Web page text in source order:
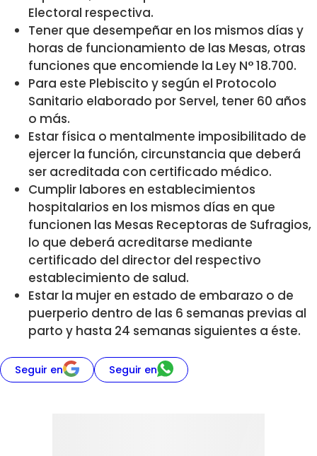
Electoral respectiva.
Tener que desempeñar en los mismos días y
horas de funcionamiento de las Mesas, otras
funciones que encomiende la Ley N° 18.700.
Para este Plebiscito y según el Protocolo
Sanitario elaborado por Servel, tener 60 años
o más.
Estar física o mentalmente imposibilitado de
ejercer la función, circunstancia que deberá
ser acreditada con certificado médico.
Cumplir labores en establecimientos
hospitalarios en los mismos días en que
funcionen las Mesas Receptoras de Sufragios,
lo que deberá acreditarse mediante
certificado del director del respectivo
establecimiento de salud.
Estar la mujer en estado de embarazo o de
puerperio dentro de las 6 semanas previas al
parto y hasta 24 semanas siguientes a éste.
Seguir en Seguir en